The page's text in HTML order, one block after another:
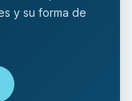
y su forma de